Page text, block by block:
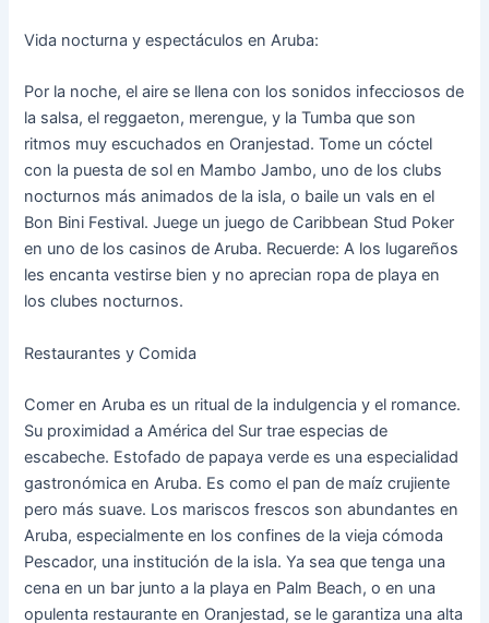
Vida nocturna y espectáculos en Aruba:
Por la noche, el aire se llena con los sonidos infecciosos de
la salsa, el reggaeton, merengue, y la Tumba que son
ritmos muy escuchados en Oranjestad. Tome un cóctel
con la puesta de sol en Mambo Jambo, uno de los clubs
nocturnos más animados de la isla, o baile un vals en el
Bon Bini Festival. Juege un juego de Caribbean Stud Poker
en uno de los casinos de Aruba. Recuerde: A los lugareños
les encanta vestirse bien y no aprecian ropa de playa en
los clubes nocturnos.
Restaurantes y Comida
Comer en Aruba es un ritual de la indulgencia y el romance.
Su proximidad a América del Sur trae especias de
escabeche. Estofado de papaya verde es una especialidad
gastronómica en Aruba. Es como el pan de maíz crujiente
pero más suave. Los mariscos frescos son abundantes en
Aruba, especialmente en los confines de la vieja cómoda
Pescador, una institución de la isla. Ya sea que tenga una
cena en un bar junto a la playa en Palm Beach, o en una
opulenta restaurante en Oranjestad, se le garantiza una alta